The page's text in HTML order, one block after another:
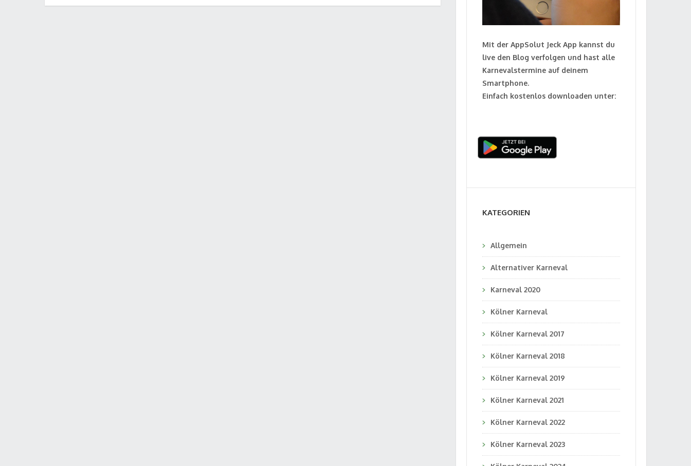
Mit der AppSolut Jeck App kannst du
live den Blog verfolgen und hast alle
Karnevalstermine auf deinem
Smartphone.
Einfach kostenlos downloaden unter:
KATEGORIEN
Allgemein
Alternativer Karneval
Karneval 2020
Kölner Karneval
Kölner Karneval 2017
Kölner Karneval 2018
Kölner Karneval 2019
Kölner Karneval 2021
Kölner Karneval 2022
Kölner Karneval 2023